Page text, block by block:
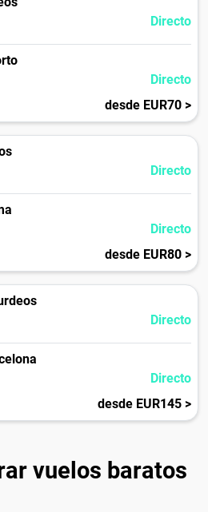
Directo
Directo
desde EUR70 >
Directo
Directo
desde EUR80 >
Directo
Directo
desde EUR145 >
vuelos baratos